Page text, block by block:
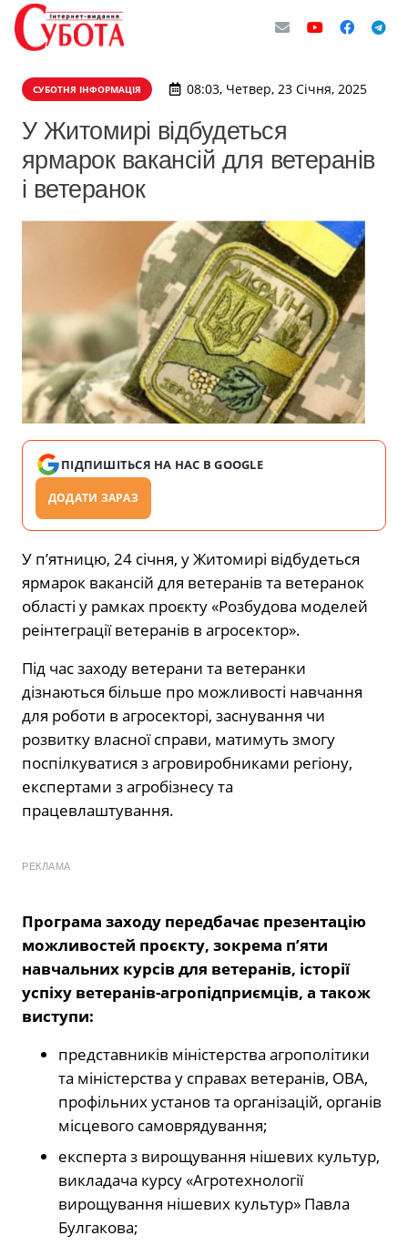
СУБОТНЯ ІНФОРМАЦІЯ 08:03, Четвер, 23 Січня, 2025
У Житомирі відбудеться
ярмарок вакансій для ветеранів
і ветеранок
ПІДПИШІТЬСЯ НА НАС В GOOGLE
ДОДАТИ ЗАРАЗ
У п’ятницю, 24 січня, у Житомирі відбудеться
ярмарок вакансій для ветеранів та ветеранок
області у рамках проєкту «Розбудова моделей
реінтеграції ветеранів в агросектор».
Під час заходу ветерани та ветеранки
дізнаються більше про можливості навчання
для роботи в агросекторі, заснування чи
розвитку власної справи, матимуть змогу
поспілкуватися з агровиробниками регіону,
експертами з агробізнесу та
працевлаштування.
РЕКЛАМА
Програма заходу передбачає презентацію
можливостей проєкту, зокрема п’яти
навчальних курсів для ветеранів, історії
успіху ветеранів-агропідприємців, а також
виступи:
представників міністерства агрополітики
та міністерства у справах ветеранів, ОВА,
профільних установ та організацій, органів
місцевого самоврядування;
експерта з вирощування нішевих культур,
викладача курсу «Агротехнології
вирощування нішевих культур» Павла
Булгакова;